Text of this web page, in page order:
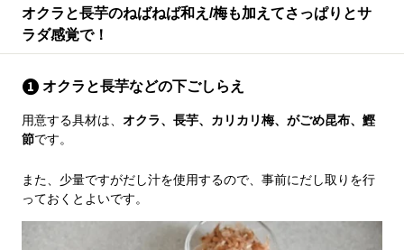
オクラと長芋のねばねば和え/梅も加えてさっぱりとサ
ラダ感覚で！
オクラと長芋などの下ごしらえ
用意する具材は、 オクラ、長芋、カリカリ梅、がごめ昆布、鰹
節です。
また、少量ですがだし汁を使用するので、事前にだし取りを行
っておくとよいです。